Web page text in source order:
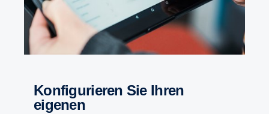
Konfigurieren Sie Ihren
eigenen